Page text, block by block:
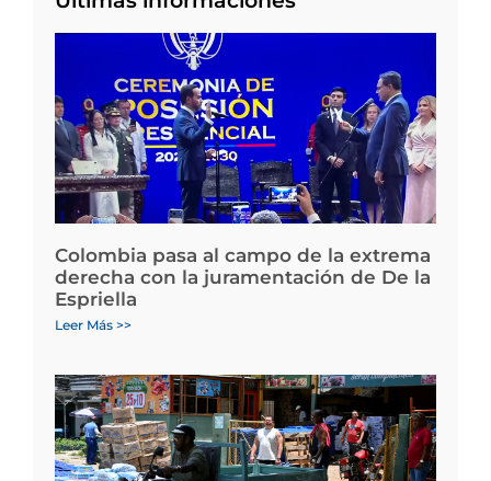
Colombia pasa al campo de la extrema
derecha con la juramentación de De la
Espriella
Leer Más >>